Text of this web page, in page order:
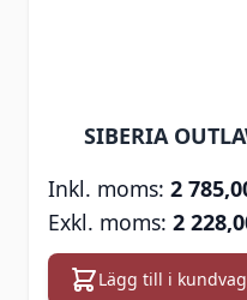
SIBERIA
2
2
Lägg till i